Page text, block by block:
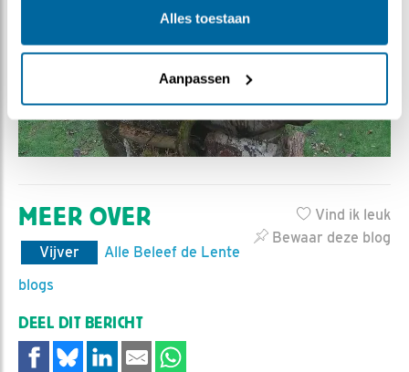
Alles toestaan
Aanpassen
Vind ik leuk
Bewaar deze blog
MEER OVER
Vijver
Alle Beleef de Lente
blogs
DEEL DIT BERICHT